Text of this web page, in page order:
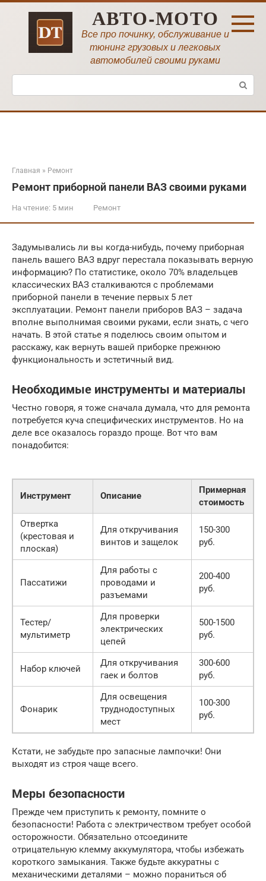
Перейти
АВТО-МОТО
Все про починку, обслуживание и
тюнинг грузовых и легковых
автомобилей своими руками
Поиск:
Главная » Ремонт
Ремонт приборной панели ВАЗ своими руками
На чтение: 5 мин Ремонт
Задумывались ли вы когда-нибудь, почему приборная
панель вашего ВАЗ вдруг перестала показывать верную
информацию? По статистике, около 70% владельцев
классических ВАЗ сталкиваются с проблемами
приборной панели в течение первых 5 лет
эксплуатации. Ремонт панели приборов ВАЗ – задача
вполне выполнимая своими руками, если знать, с чего
начать. В этой статье я поделюсь своим опытом и
расскажу, как вернуть вашей приборке прежнюю
функциональность и эстетичный вид.
Необходимые инструменты и материалы
Честно говоря, я тоже сначала думала, что для ремонта
потребуется куча специфических инструментов. Но на
деле все оказалось гораздо проще. Вот что вам
понадобится:
Инструмент Описание
Примерная
стоимость
Отвертка
(крестовая и
плоская)
Для откручивания
винтов и защелок
150-300
руб.
Пассатижи
Для работы с
проводами и
разъемами
200-400
руб.
Тестер/
мультиметр
Для проверки
электрических
цепей
500-1500
руб.
Набор ключей
Для откручивания
гаек и болтов
300-600
руб.
Фонарик
Для освещения
труднодоступных
мест
100-300
руб.
Кстати, не забудьте про запасные лампочки! Они
выходят из строя чаще всего.
Меры безопасности
Прежде чем приступить к ремонту, помните о
безопасности! Работа с электричеством требует особой
осторожности. Обязательно отсоедините
отрицательную клемму аккумулятора, чтобы избежать
короткого замыкания. Также будьте аккуратны с
механическими деталями – можно пораниться об